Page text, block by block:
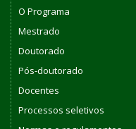
O Programa
Mestrado
Doutorado
Pós-doutorado
Docentes
Processos seletivos